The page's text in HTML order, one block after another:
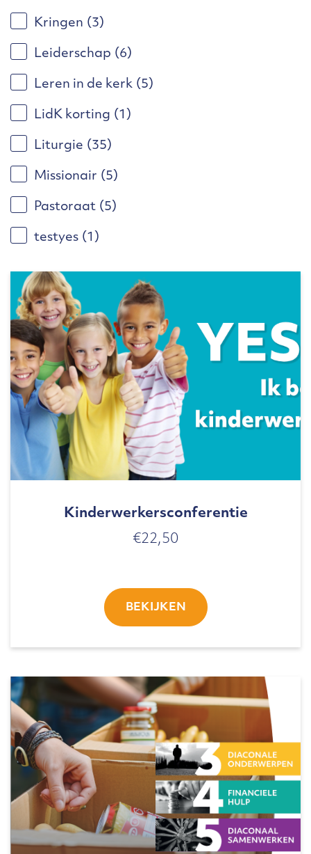
Kringen (3)
Leiderschap (6)
Leren in de kerk (5)
LidK korting (1)
Liturgie (35)
Missionair (5)
Pastoraat (5)
testyes (1)
Kinderwerkersconferentie
€22,50
BEKIJKEN